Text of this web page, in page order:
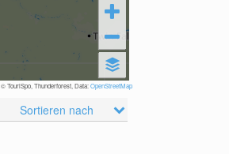
© TouriSpo, Thunderforest, Data:OpenStreetMap
Sortieren nach